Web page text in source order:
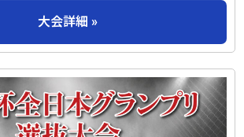
大会詳細 »